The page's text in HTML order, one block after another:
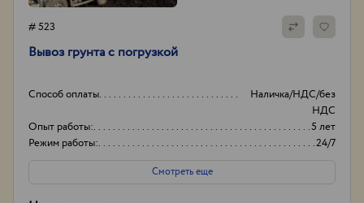
# 523
Вывоз грунта с погрузкой
Способ оплаты
Наличка/НДС/без
НДС
Опыт работы:
5 лет
Режим работы:
24/7
Объем
20-35
Смотреть еще